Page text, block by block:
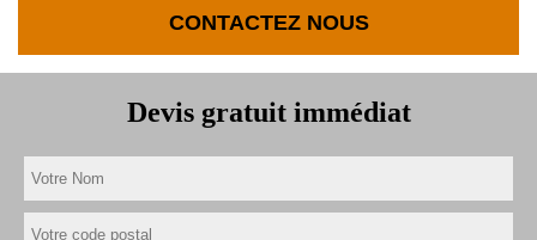
CONTACTEZ NOUS
Devis gratuit immédiat